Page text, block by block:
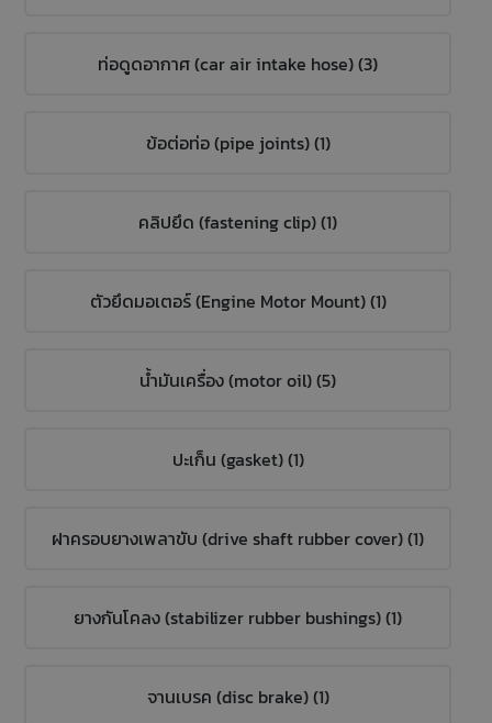
ท่อดูดอากาศ (car air intake hose) (3)
ข้อต่อท่อ (pipe joints) (1)
คลิปยึด (fastening clip) (1)
ตัวยึดมอเตอร์ (Engine Motor Mount) (1)
น้ำมันเครื่อง (motor oil) (5)
ปะเก็น (gasket) (1)
ฝาครอบยางเพลาขับ (drive shaft rubber cover) (1)
ยางกันโคลง (stabilizer rubber bushings) (1)
จานเบรค (disc brake) (1)